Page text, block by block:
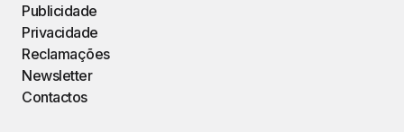
Publicidade
Privacidade
Reclamações
Newsletter
Contactos